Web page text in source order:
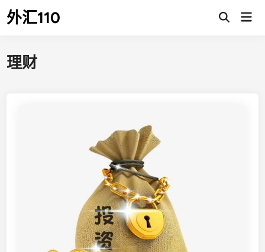
Skip
to外汇110
Open
理财